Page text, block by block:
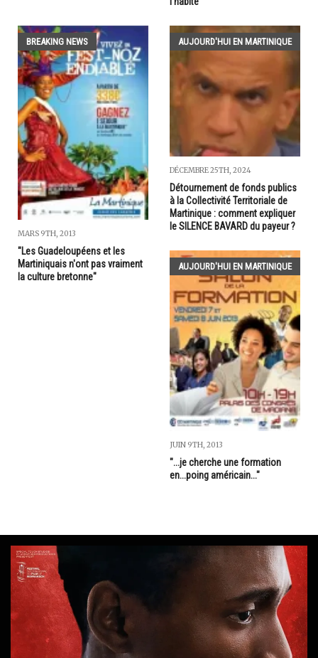
BREAKING NEWS
MARS 9TH, 2013
"Les Guadeloupéens et les
Martiniquais n'ont pas vraiment
la culture bretonne"
AUJOURD'HUI EN MARTINIQUE
DÉCEMBRE 25TH, 2024
Détournement de fonds publics
à la Collectivité Territoriale de
Martinique : comment expliquer
le SILENCE BAVARD du payeur ?
AUJOURD'HUI EN MARTINIQUE
JUIN 9TH, 2013
"...je cherche une formation
en...poing américain..."